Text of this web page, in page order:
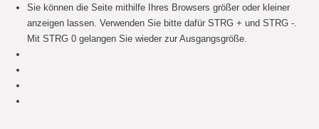
Sie können die Seite mithilfe Ihres Browsers größer oder kleiner
anzeigen lassen. Verwenden Sie bitte dafür STRG + und STRG -.
Mit STRG 0 gelangen Sie wieder zur Ausgangsgröße.